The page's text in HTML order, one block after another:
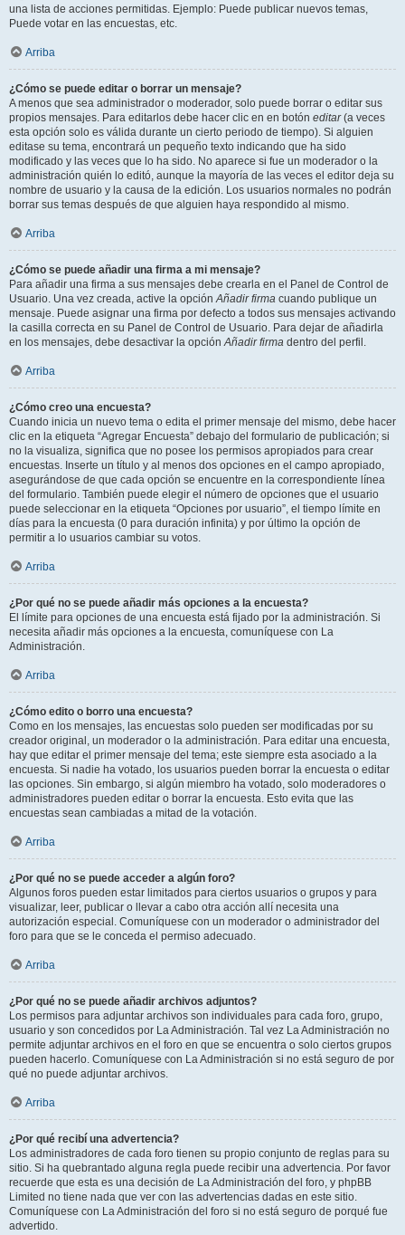
una lista de acciones permitidas. Ejemplo: Puede publicar nuevos temas,
Puede votar en las encuestas, etc.
Arriba
¿Cómo se puede editar o borrar un mensaje?
A menos que sea administrador o moderador, solo puede borrar o editar sus
propios mensajes. Para editarlos debe hacer clic en en botón editar(a veces
esta opción solo es válida durante un cierto periodo de tiempo). Si alguien
editase su tema, encontrará un pequeño texto indicando que ha sido
modificado y las veces que lo ha sido. No aparece si fue un moderador o la
administración quién lo editó, aunque la mayoría de las veces el editor deja su
nombre de usuario y la causa de la edición. Los usuarios normales no podrán
borrar sus temas después de que alguien haya respondido al mismo.
Arriba
¿Cómo se puede añadir una firma a mi mensaje?
Para añadir una firma a sus mensajes debe crearla en el Panel de Control de
Usuario. Una vez creada, active la opciónAñadir firma cuando publique un
mensaje. Puede asignar una firma por defecto a todos sus mensajes activando
la casilla correcta en su Panel de Control de Usuario. Para dejar de añadirla
en los mensajes, debe desactivar la opciónAñadir firma dentro del perfil.
Arriba
¿Cómo creo una encuesta?
Cuando inicia un nuevo tema o edita el primer mensaje del mismo, debe hacer
clic en la etiqueta “Agregar Encuesta” debajo del formulario de publicación; si
no la visualiza, significa que no posee los permisos apropiados para crear
encuestas. Inserte un título y al menos dos opciones en el campo apropiado,
asegurándose de que cada opción se encuentre en la correspondiente línea
del formulario. También puede elegir el número de opciones que el usuario
puede seleccionar en la etiqueta “Opciones por usuario”, el tiempo límite en
días para la encuesta (0 para duración infinita) y por último la opción de
permitir a lo usuarios cambiar su votos.
Arriba
¿Por qué no se puede añadir más opciones a la encuesta?
El límite para opciones de una encuesta está fijado por la administración. Si
necesita añadir más opciones a la encuesta, comuníquese con La
Administración.
Arriba
¿Cómo edito o borro una encuesta?
Como en los mensajes, las encuestas solo pueden ser modificadas por su
creador original, un moderador o la administración. Para editar una encuesta,
hay que editar el primer mensaje del tema; este siempre esta asociado a la
encuesta. Si nadie ha votado, los usuarios pueden borrar la encuesta o editar
las opciones. Sin embargo, si algún miembro ha votado, solo moderadores o
administradores pueden editar o borrar la encuesta. Esto evita que las
encuestas sean cambiadas a mitad de la votación.
Arriba
¿Por qué no se puede acceder a algún foro?
Algunos foros pueden estar limitados para ciertos usuarios o grupos y para
visualizar, leer, publicar o llevar a cabo otra acción allí necesita una
autorización especial. Comuníquese con un moderador o administrador del
foro para que se le conceda el permiso adecuado.
Arriba
¿Por qué no se puede añadir archivos adjuntos?
Los permisos para adjuntar archivos son individuales para cada foro, grupo,
usuario y son concedidos por La Administración. Tal vez La Administración no
permite adjuntar archivos en el foro en que se encuentra o solo ciertos grupos
pueden hacerlo. Comuníquese con La Administración si no está seguro de por
qué no puede adjuntar archivos.
Arriba
¿Por qué recibí una advertencia?
Los administradores de cada foro tienen su propio conjunto de reglas para su
sitio. Si ha quebrantado alguna regla puede recibir una advertencia. Por favor
recuerde que esta es una decisión de La Administración del foro, y phpBB
Limited no tiene nada que ver con las advertencias dadas en este sitio.
Comuníquese con La Administración del foro si no está seguro de porqué fue
advertido.